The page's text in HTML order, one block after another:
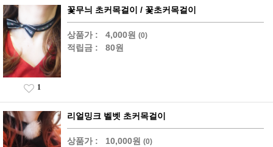
꽃무늬 초커목걸이 / 꽃초커목걸이
상품가 : 4,000원 (0)
적립금 : 80원
1
리얼밍크 벨벳 초커목걸이
상품가 : 10,000원 (0)